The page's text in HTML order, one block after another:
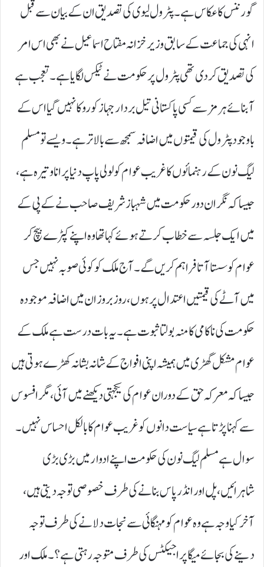
گورننس کا عکاس ہے۔ پٹرول لیوی کی تصدیق ان کے بیان سے قبل
انہی کی جماعت کے سابق وزیر خزانہ مفتاح اسماعیل نے بھی اس امر
کی تصدیق کر دی تھی پٹرول پر حکومت نے ٹیکس لگایا ہے۔ تعجب ہے
آبنائے ہرمز سے کسی پاکستانی تیل بردار جہاز کو روکا نہیں گیا اس کے
باوجود پٹرول کی قیمتوں میں اضافہ سمجھ سے بالاتر ہے۔ ویسے تو مسلم
لیگ نون کے رہنمائوں کا غریب عوام کو لولی پاپ دنیا پرانا وتیرہ ہے،
جیسا کہ نگران دور حکومت میں شہباز شریف صاحب نے کے پی کے
میں ایک جلسہ سے خطاب کرتے ہوئے کہا تھا وہ اپنے کپڑے بیچ کر
عوام کو سستا آتا فراہم کریں گے۔ آج ملک کو کوئی صوبہ نہیں جس
میں آٹے کی قیمتیں اعتدال پر ہوں، روز بروز ان میں اضافہ موجودہ
حکومت کی ناکامی کا منہ بولتا ثبوت ہے۔ یہ بات درست ہے ملک کے
عوام مشکل گھڑی میں ہمیشہ اپنی افواج کے شانہ بشانہ کھڑے ہوتی ہیں
جیسا کہ معرکہ حق کے دوران عوام کی یکجہتی دیکھنے میں آئی، مگر افسوس
سے کہنا پڑتا ہے سیاست دانوں کو غریب عوام کا بالکل احساس نہیں۔
سوال ہے مسلم لیگ نون کی حکومت اپنے ادوار میں بڑی بڑی
شاہرائیں، پل اور انڈر پاس بنانے کی طرف خصوصی توجہ دیتی ہیں،
آخر کیا وجہ ہے وہ عوام کو مہنگائی سے نجات دلانے کی طرف توجہ
دینے کی بجائے میگا پراجیکٹس کی طرف متوجہ رہتی ہے؟۔ ملک اور